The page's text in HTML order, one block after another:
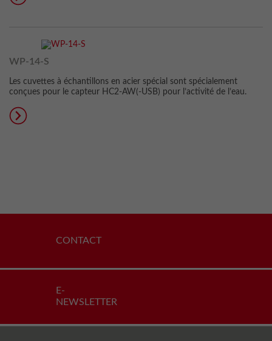
WP-14-S
Les cuvettes à échantillons en acier spécial sont spécialement
conçues pour le capteur HC2-AW(-USB) pour l’activité de l’eau.
CONTACT
E-
NEWSLETTER